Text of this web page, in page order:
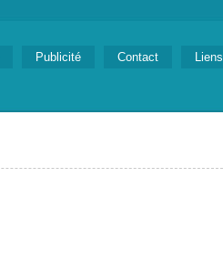
Publicité Contact Liens